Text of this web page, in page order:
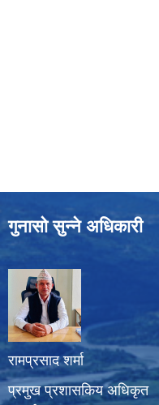
गुनासो सुन्ने अधिकारी
रामप्रसाद शर्मा
प्रमुख प्रशासकिय अधिकृत